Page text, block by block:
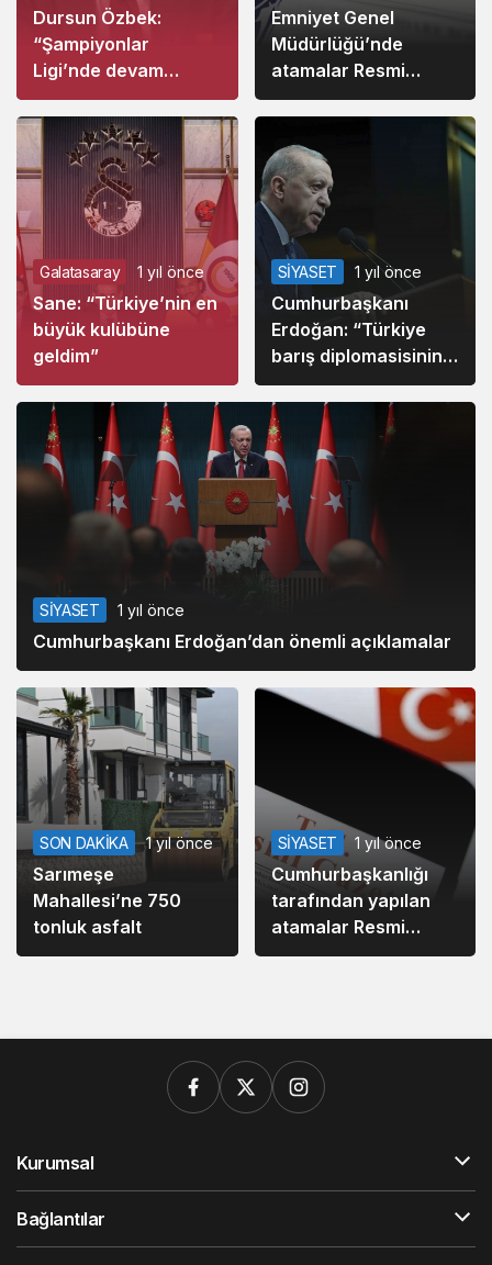
Dursun Özbek:
“Şampiyonlar
Ligi’nde devam
etmek istiyoruz”
Emniyet Genel
Müdürlüğü’nde
atamalar Resmi
Gazete’de
Galatasaray 1 yıl önce
Sane: “Türkiye’nin en
büyük kulübüne
geldim”
SİYASET 1 yıl önce
Cumhurbaşkanı
Erdoğan: “Türkiye
barış diplomasisinin
ana merkezlerinden
biri haline
dönüşüyor”
SİYASET 1 yıl önce
Cumhurbaşkanı Erdoğan’dan önemli açıklamalar
SON DAKİKA 1 yıl önce
Sarımeşe
Mahallesi’ne 750
tonluk asfalt
SİYASET 1 yıl önce
Cumhurbaşkanlığı
tarafından yapılan
atamalar Resmi
Gazete’de
Kurumsal
Bağlantılar